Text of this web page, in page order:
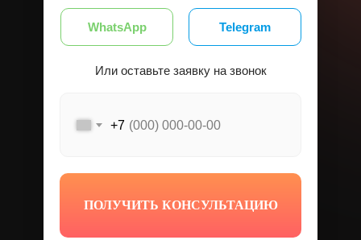
Telegram
Или оставьте заявку на звонок
WhatsApp
+7
ПОЛУЧИТЬ КОНСУЛЬТАЦИЮ